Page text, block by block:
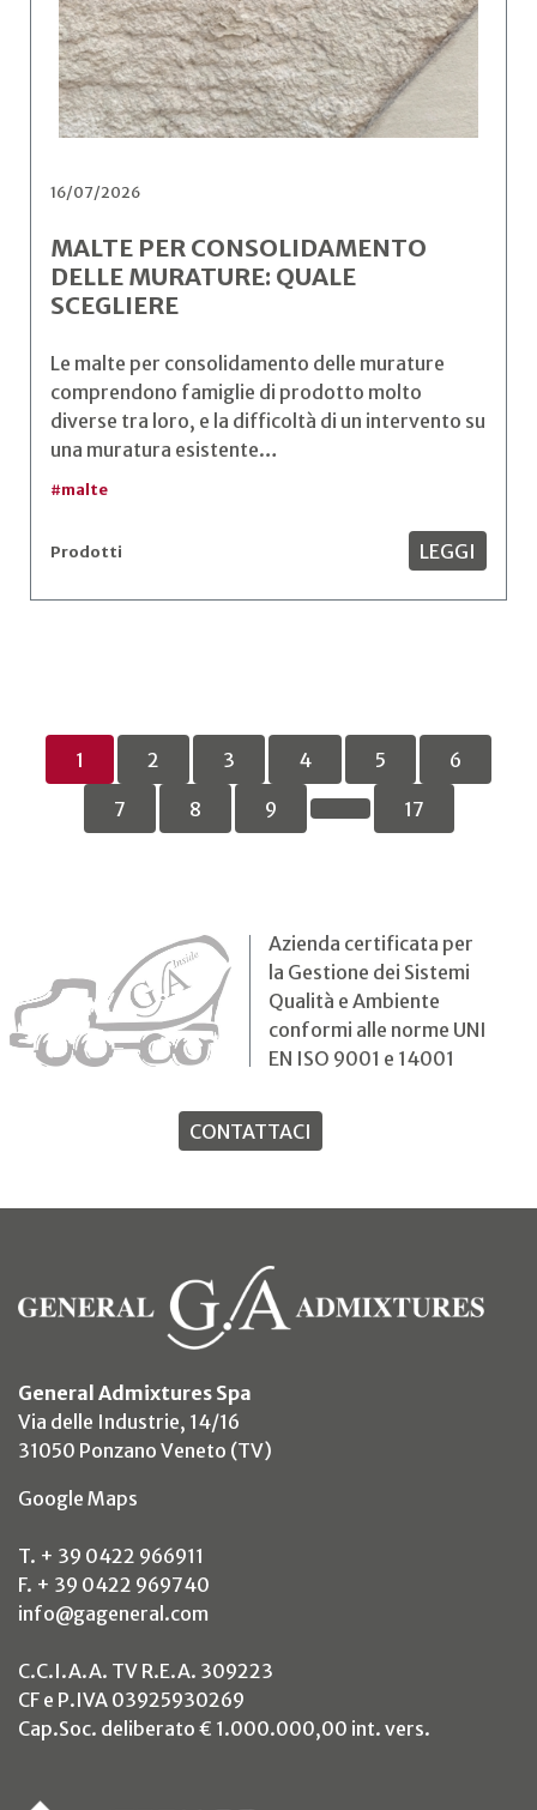
16/07/2026
MALTE PER CONSOLIDAMENTO
DELLE MURATURE: QUALE
SCEGLIERE
Le malte per consolidamento delle murature
comprendono famiglie di prodotto molto
diverse tra loro, e la difficoltà di un intervento su
una muratura esistente…
#malte
Prodotti LEGGI
1 2 3 4 5 6
7 8 9 17
Azienda certificata per
la Gestione dei Sistemi
Qualità e Ambiente
conformi alle norme UNI
EN ISO 9001 e 14001
CONTATTACI
General Admixtures Spa
Via delle Industrie, 14/16
31050 Ponzano Veneto (TV)
Google Maps
T. + 39 0422 966911
F. + 39 0422 969740
info@gageneral.com
C.C.I.A.A. TV R.E.A. 309223
CF e P.IVA 03925930269
Cap.Soc. deliberato € 1.000.000,00 int. vers.